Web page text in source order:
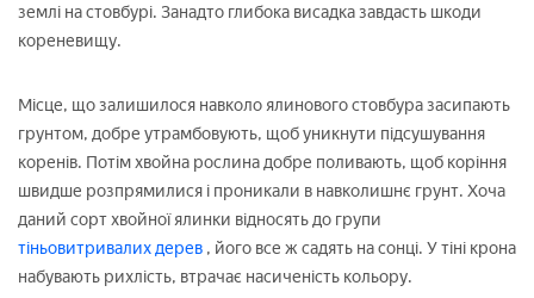
землі на стовбурі. Занадто глибока висадка завдасть шкоди
кореневищу.
Місце, що залишилося навколо ялинового стовбура засипають
грунтом, добре утрамбовують, щоб уникнути підсушування
коренів. Потім хвойна рослина добре поливають, щоб коріння
швидше розпрямилися і проникали в навколишнє грунт. Хоча
даний сорт хвойної ялинки відносять до групи
тіньовитривалих дерев , його все ж садять на сонці. У тіні крона
набувають рихлість, втрачає насиченість кольору.